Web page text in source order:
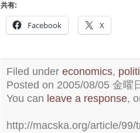
共有:
Facebook X
Filed under economics,
Posted on 2005/08/05 金曜
You can leave a response,
http://macska.org/article/99/